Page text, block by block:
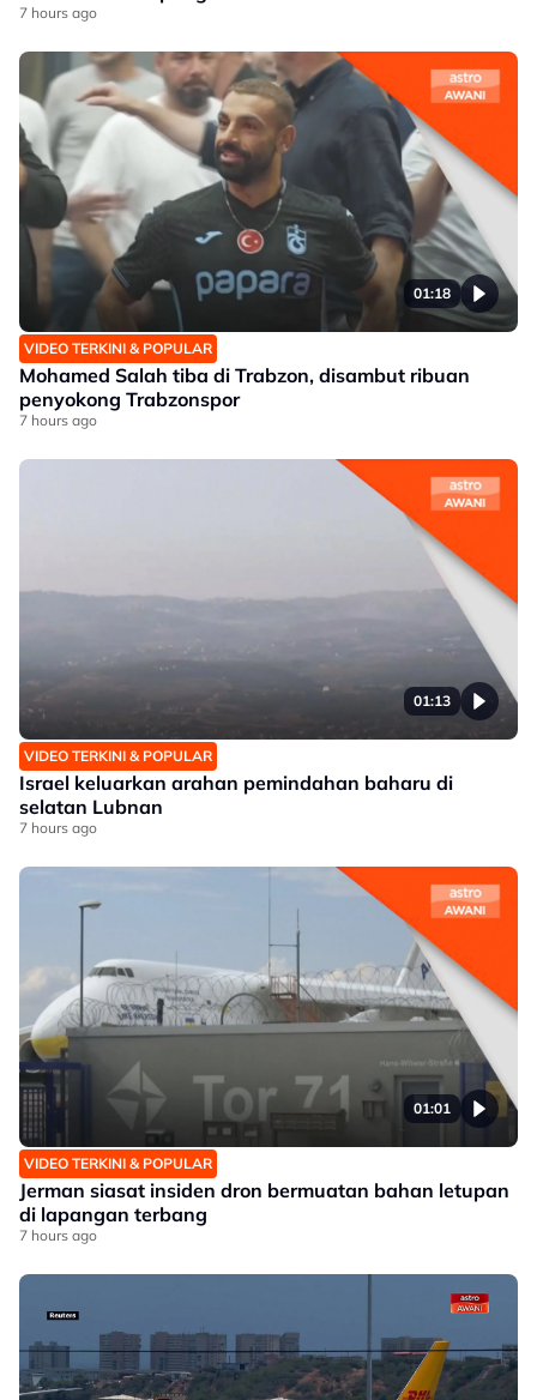
7 hours ago
01:18
VIDEO TERKINI & POPULAR
Mohamed Salah tiba di Trabzon, disambut ribuan
penyokong Trabzonspor
7 hours ago
01:13
VIDEO TERKINI & POPULAR
Israel keluarkan arahan pemindahan baharu di
selatan Lubnan
7 hours ago
01:01
VIDEO TERKINI & POPULAR
Jerman siasat insiden dron bermuatan bahan letupan
di lapangan terbang
7 hours ago